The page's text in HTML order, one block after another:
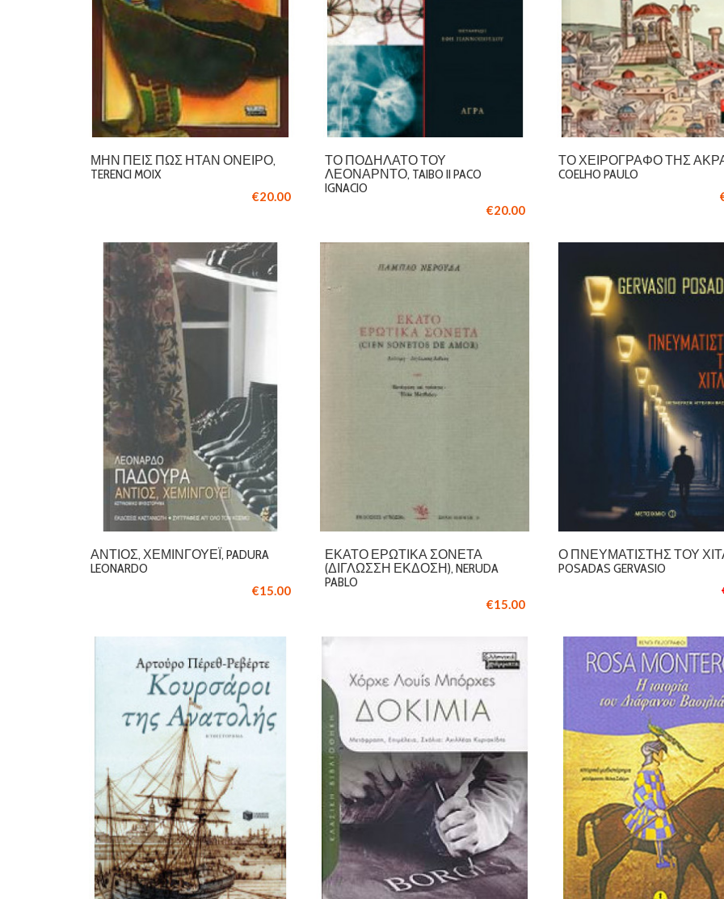
ΜΗΝ ΠΕΙΣ ΠΩΣ ΉΤΑΝ ΌΝΕΙΡΟ,
TERENCI MOIX
€20.00
ΤΟ ΠΟΔΉΛΑΤΟ ΤΟΥ
ΛΕΟΝΆΡΝΤΟ, TAIBO II PACO
IGNACIO
€20.00
ΤΟ ΧΕΙΡΌΓΡΑΦΟ ΤΗΣ
COELHO PAULO
ΑΝΤΙΌΣ, ΧΈΜΙΝΓΟΥΕΪ, PADURA
LEONARDO
€15.00
ΕΚΑΤΌ ΕΡΩΤΙΚΆ ΣΟΝΈΤΑ
(ΔΊΓΛΩΣΣΗ ΈΚΔΟΣΗ), NERUDA
PABLO
€15.00
Ο ΠΝΕΥΜΑΤΙΣΤΉΣ ΤΟΥ
POSADAS GERVASIO